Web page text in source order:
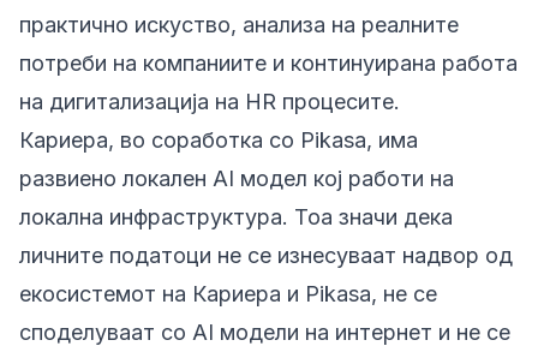
практично искуство, анализа на реалните
потреби на компаниите и континуирана работа
на дигитализација на HR процесите.
Кариера, во соработка со Pikasa, има
развиено локален AI модел кој работи на
локална инфраструктура. Тоа значи дека
личните податоци не се изнесуваат надвор од
екосистемот на Кариера и Pikasa, не се
споделуваат со AI модели на интернет и не се